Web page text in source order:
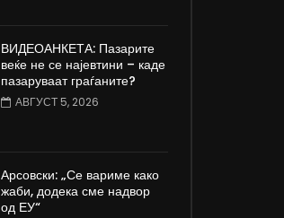
ВИДЕОАНКЕТА: Пазарите
веќе не се најевтини – каде
пазаруваат граѓаните?
АВГУСТ 5, 2026
Арсовски: „Се вариме како
жаби, додека сме надвор
од ЕУ“